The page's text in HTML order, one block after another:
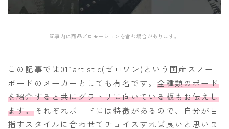
DEATH LABEL
DRAKE
FANATIC
FNTC
GNU
GRAY
記事内に商品プロモーションを含む場合があります。
この記事では011artistic(ゼロワン)という国産スノー
ボードのメーカーとしても有名です。全種類のボード
を紹介すると共にグラトリに向いている板もお伝えし
ます。それぞれボードには特徴があるので、自分が目
指すスタイルに合わせてチョイスすれば良いと思いま